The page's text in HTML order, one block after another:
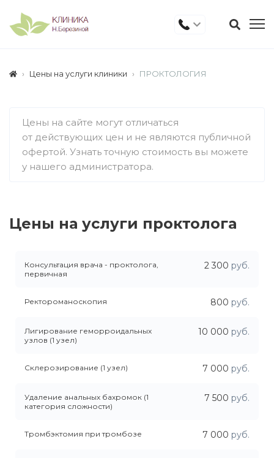
Цены на услуги клиники ПРОКТОЛОГИЯ
Цены на сайте могут отличаться
от действующих цен и не являются публичной
офертой. Узнать точную стоимость вы можете
у нашего администратора.
Цены на услуги проктолога
Консультация врача - проктолога,
первичная
2 300 руб.
Ректороманоскопия 800 руб.
Лигирование геморроидальных
узлов (1 узел)
10 000 руб.
Склерозирование (1 узел) 7 000 руб.
Удаление анальных бахромок (1
категория сложности)
7 500 руб.
Тромбэктомия при тромбозе 7 000 руб.